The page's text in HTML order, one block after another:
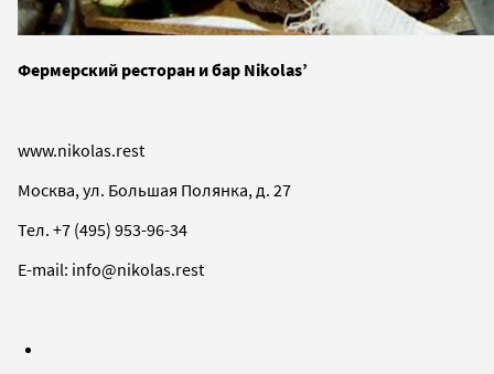
Фермерский ресторан и бар Nikolas’
www.nikolas.rest
Москва, ул. Большая Полянка, д. 27
Тел. +7 (495) 953-96-34
E-mail: info@nikolas.rest